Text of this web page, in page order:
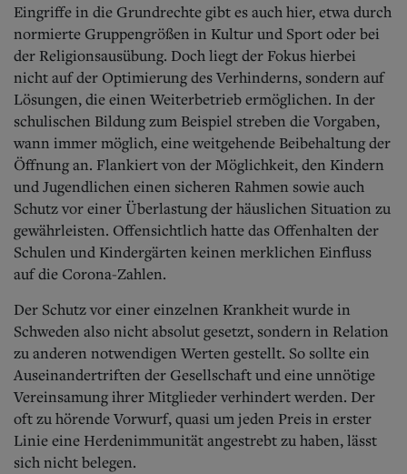
Eingriffe in die Grundrechte gibt es auch hier, etwa durch
normierte Gruppengrößen in Kultur und Sport oder bei
der Religionsausübung. Doch liegt der Fokus hierbei
nicht auf der Optimierung des Verhinderns, sondern auf
Lösungen, die einen Weiterbetrieb ermöglichen. In der
schulischen Bildung zum Beispiel streben die Vorgaben,
wann immer möglich, eine weitgehende Beibehaltung der
Öffnung an. Flankiert von der Möglichkeit, den Kindern
und Jugendlichen einen sicheren Rahmen sowie auch
Schutz vor einer Überlastung der häuslichen Situation zu
gewährleisten. Offensichtlich hatte das Offenhalten der
Schulen und Kindergärten keinen merklichen Einfluss
auf die Corona-Zahlen.
Der Schutz vor einer einzelnen Krankheit wurde in
Schweden also nicht absolut gesetzt, sondern in Relation
zu anderen notwendigen Werten gestellt. So sollte ein
Auseinandertriften der Gesellschaft und eine unnötige
Vereinsamung ihrer Mitglieder verhindert werden. Der
oft zu hörende Vorwurf, quasi um jeden Preis in erster
Linie eine Herdenimmunität angestrebt zu haben, lässt
sich nicht belegen.